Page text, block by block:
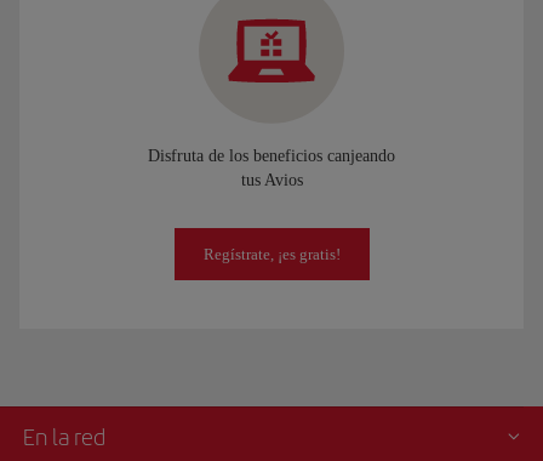
Disfruta de los beneficios canjeando
tus Avios
Regístrate, ¡es gratis!
En la red